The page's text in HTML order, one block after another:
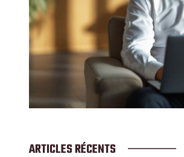
ARTICLES RÉCENTS